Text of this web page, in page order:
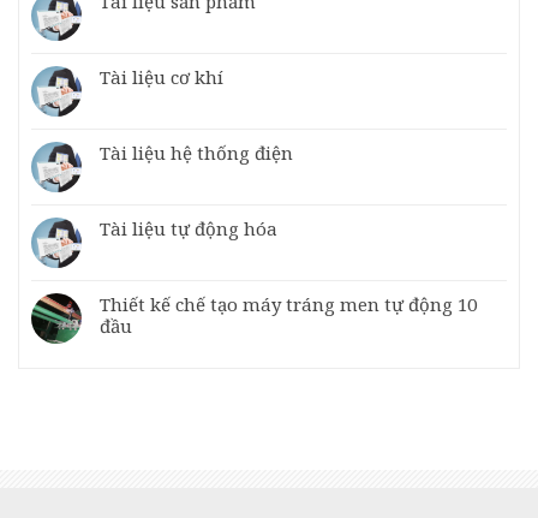
Tài liệu cơ khí
Tài liệu hệ thống điện
Tài liệu tự động hóa
Thiết kế chế tạo máy tráng men tự động 10
đầu